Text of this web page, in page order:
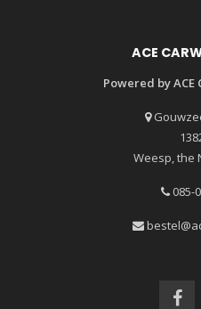
ACE
Powered by ACE
Weesp, the
085-